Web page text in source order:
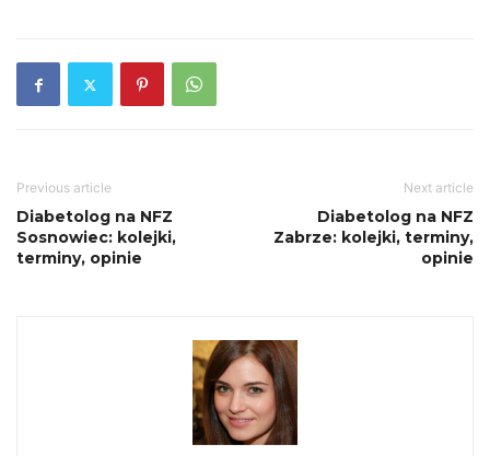
Previous article
Diabetolog na NFZ
Sosnowiec: kolejki,
terminy, opinie
Next article
Diabetolog na NFZ
Zabrze: kolejki, terminy,
opinie